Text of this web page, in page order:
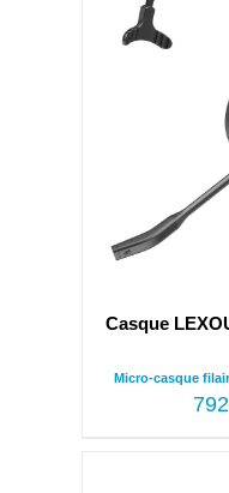
Casque
Micro-casque